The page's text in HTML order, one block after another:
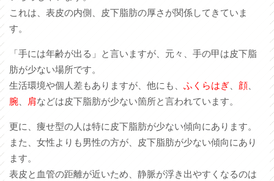
これは、表皮の内側、皮下脂肪の厚さが関係してきていま
す。
「手には年齢が出る」と言いますが、元々、手の甲は皮下脂
肪が少ない場所です。
生活環境や個人差もありますが、他にも、 ふくらはぎ、 顔、
腕、 肩などは皮下脂肪が少ない箇所と言われています。
更に、痩せ型の人は特に皮下脂肪が少ない傾向にあります。
また、女性よりも男性の方が、皮下脂肪が少ない傾向にあり
ます。
表皮と血管の距離が近いため、静脈が浮き出やすくなるのは